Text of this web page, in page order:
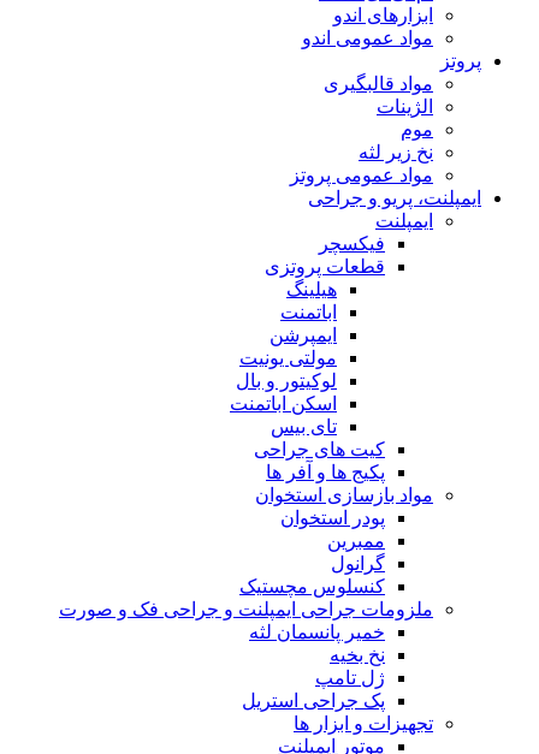
ابزارهای اندو
مواد عمومی اندو
پروتز
مواد قالبگیری
الژینات
موم
نخ زیر لثه
مواد عمومی پروتز
ایمپلنت، پریو و جراحی
ایمپلنت
فیکسچر
قطعات پروتزی
هیلینگ
اباتمنت
ایمپرشن
مولتی یونیت
لوکیتور و بال
اسکن اباتمنت
تای بیس
کیت های جراحی
پکیج ها و آفر ها
مواد بازسازی استخوان
پودر استخوان
ممبرین
گرانول
کنسلوس مچستیک
ملزومات جراحی ایمپلنت و جراحی فک و صورت
خمیر پانسمان لثه
نخ بخیه
ژل تامپ
پک جراحی استریل
تجهیزات و ابزار ها
موتور ایمپلنت